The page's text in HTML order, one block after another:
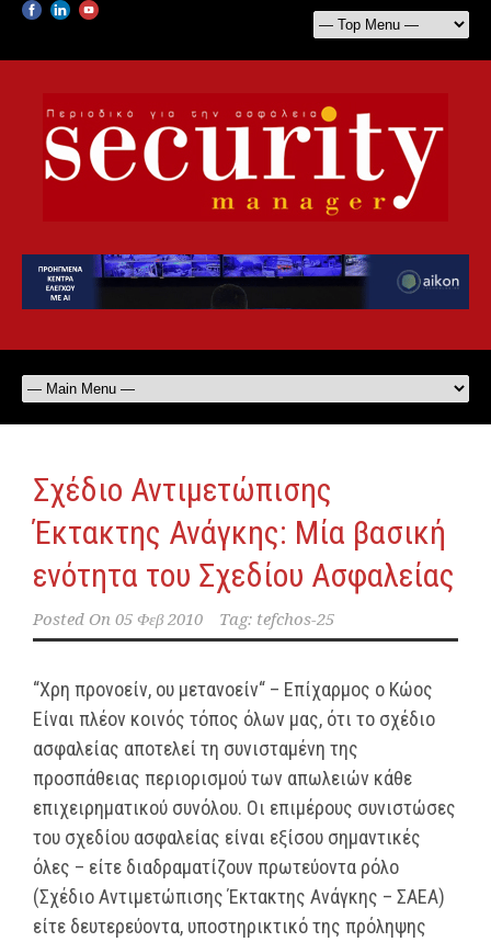
Σχέδιο Αντιμετώπισης
Έκτακτης Ανάγκης: Μία βασική
ενότητα του Σχεδίου Ασφαλείας
Posted On 05 Φεβ 2010 Tag: tefchos-25
“Χρη προνοείν, ου μετανοείν“ – Επίχαρμος ο Κώος
Είναι πλέον κοινός τόπος όλων μας, ότι το σχέδιο
ασφαλείας αποτελεί τη συνισταμένη της
προσπάθειας περιορισμού των απωλειών κάθε
επιχειρηματικού συνόλου. Οι επιμέρους συνιστώσες
του σχεδίου ασφαλείας είναι εξίσου σημαντικές
όλες – είτε διαδραματίζουν πρωτεύοντα ρόλο
(Σχέδιο Αντιμετώπισης Έκτακτης Ανάγκης – ΣΑΕΑ)
είτε δευτερεύοντα, υποστηρικτικό της πρόληψης